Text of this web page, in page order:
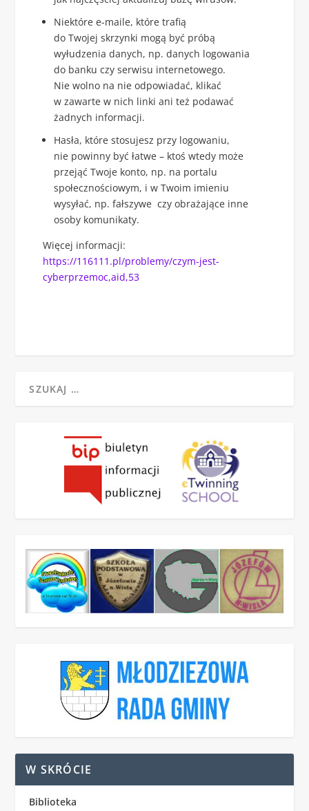
Niektóre e-maile, które trafią
do Twojej skrzynki mogą być próbą
wyłudzenia danych, np. danych logowania
do banku czy serwisu internetowego.
Nie wolno na nie odpowiadać, klikać
w zawarte w nich linki ani też podawać
żadnych informacji.
Hasła, które stosujesz przy logowaniu,
nie powinny być łatwe – ktoś wtedy może
przejąć Twoje konto, np. na portalu
społecznościowym, i w Twoim imieniu
wysyłać, np. fałszywe czy obrażające inne
osoby komunikaty.
Więcej informacji:
https://116111.pl/problemy/czym-jest-
cyberprzemoc,aid,53
W SKRÓCIE
Biblioteka